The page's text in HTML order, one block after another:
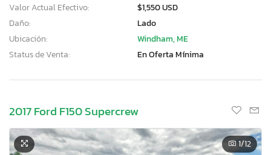
Valor Actual Efectivo:
$1,550 USD
Daño:
Lado
Ubicación:
Windham, ME
Status de Venta:
En Oferta Mínima
2017 Ford F150 Supercrew
1/12